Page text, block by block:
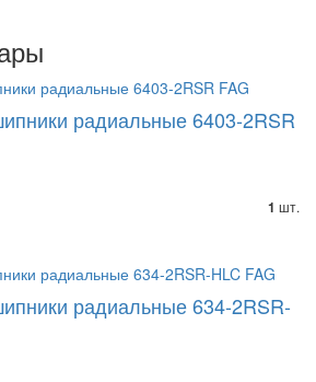
радиальные 6403-2RSR
1 шт.
радиальные 634-2RSR-